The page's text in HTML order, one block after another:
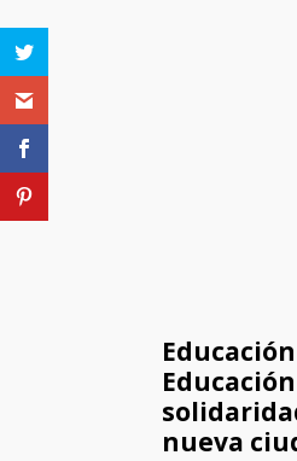
nueva